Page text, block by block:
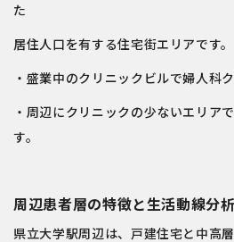
た
居住人口を有する住宅街エリアです。
・盛業中のクリニックビルで婦人科
・周辺にクリニックの少ないエリア
す。
周辺患者層の特徴と生活動線分析
県立大学駅周辺は、戸建住宅と中高